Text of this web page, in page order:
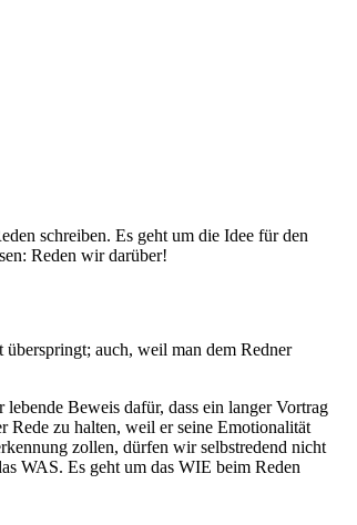
schreiben. Es geht um die Idee für den
Reden wir darüber!
auch, weil man dem Redner
Beweis dafür, dass ein langer Vortrag
Rede zu halten, weil er seine Emotionalität
zollen, dürfen wir selbstredend nicht
WAS. Es geht um das WIE beim Reden